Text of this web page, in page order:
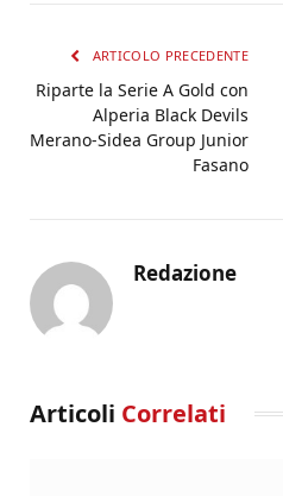
ARTICOLO PRECEDENTE
Riparte la Serie A Gold con
Alperia Black Devils
Merano-Sidea Group Junior
Fasano
Redazione
Articoli Correlati